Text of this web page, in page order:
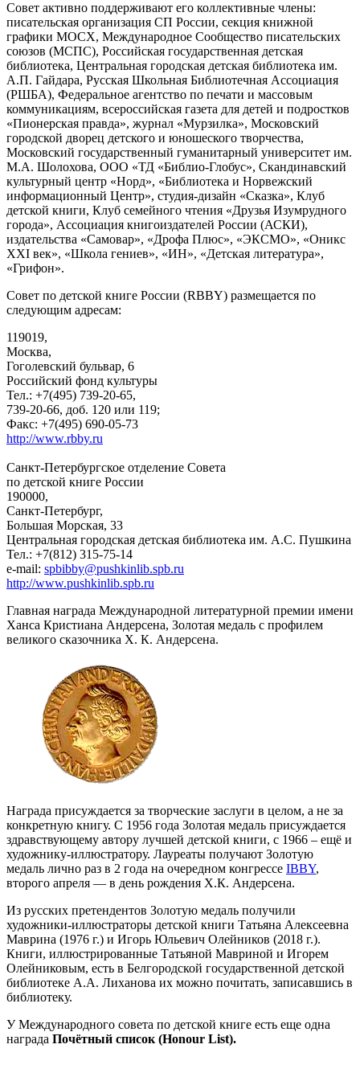
Совет активно поддерживают его коллективные члены:
писательская организация СП России, секция книжной
графики МОСХ, Международное Сообщество писательских
союзов (МСПС), Российская государственная детская
библиотека, Центральная городская детская библиотека им.
А.П. Гайдара, Русская Школьная Библиотечная Ассоциация
(РШБА), Федеральное агентство по печати и массовым
коммуникациям, всероссийская газета для детей и подростков
«Пионерская правда», журнал «Мурзилка», Московский
городской дворец детского и юношеского творчества,
Московский государственный гуманитарный университет им.
М.А. Шолохова, ООО «ТД «Библио-Глобус», Скандинавский
культурный центр «Норд», «Библиотека и Норвежский
информационный Центр», студия-дизайн «Сказка», Клуб
детской книги, Клуб семейного чтения «Друзья Изумрудного
города», Ассоциация книгоиздателей России (АСКИ),
издательства «Самовар», «Дрофа Плюс», «ЭКСМО», «Оникс
XXI век», «Школа гениев», «ИН», «Детская литература»,
«Грифон».
Совет по детской книге России (RBBY) размещается по
следующим адресам:
119019,
Москва,
Гоголевский бульвар, 6
Российский фонд культуры
Тел.: +7(495) 739-20-65,
739-20-66, доб. 120 или 119;
Факс: +7(495) 690-05-73
http://www.rbby.ru
Санкт-Петербургское отделение Совета
по детской книге России
190000,
Санкт-Петербург,
Большая Морская, 33
Центральная городская детская библиотека им. А.С. Пушкина
Тел.: +7(812) 315-75-14
e-mail: spbibby@pushkinlib.spb.ru
http://www.pushkinlib.spb.ru
Главная награда Международной литературной премии имени
Ханса Кристиана Андерсена, Золотая медаль с профилем
великого сказочника Х. К. Андерсена.
Награда присуждается за творческие заслуги в целом, а не за
конкретную книгу. С 1956 года Золотая медаль присуждается
здравствующему автору лучшей детской книги, с 1966 – ещё и
художнику-иллюстратору. Лауреаты получают Золотую
медаль лично раз в 2 года на очередном конгрессе IBBY,
второго апреля — в день рождения Х.К. Андерсена.
Из русских претендентов Золотую медаль получили
художники-иллюстраторы детской книги Татьяна Алексеевна
Маврина (1976 г.) и Игорь Юльевич Олейников (2018 г.).
Книги, иллюстрированные Татьяной Мавриной и Игорем
Олейниковым, есть в Белгородской государственной детской
библиотеке А.А. Лиханова их можно почитать, записавшись в
библиотеку.
У Международного совета по детской книге есть еще одна
награда Почëтный список (Honour List).